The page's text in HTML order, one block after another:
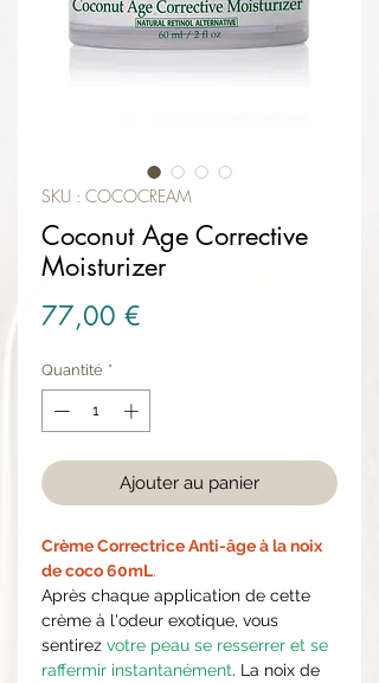
SKU : COCOCREAM
Coconut Age Corrective
Moisturizer
77,00 €
Quantité *
Ajouter au panier
Crème Correctrice Anti-âge à la noix
de coco 60mL.
Après chaque application de cette
crème à l'odeur exotique, vous
sentirez votre peau se resserrer et se
raffermir instantanément. La noix de